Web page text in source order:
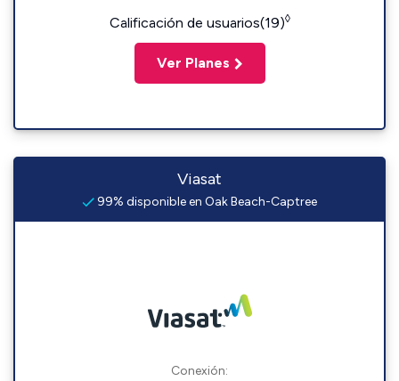
Calificación de usuarios(19)◊
Ver Planes
Viasat
99% disponible en Oak Beach-Captree
Conexión: